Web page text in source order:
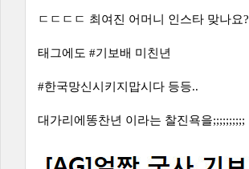
ㄷㄷㄷㄷ 최여진 어머니 인스타 맞나요?
태그에도 #기보배 미친년
#한국망신시키지맙시다 등등..
대가리에똥찬년 이라는 찰진욕을;;;;;;;;;;